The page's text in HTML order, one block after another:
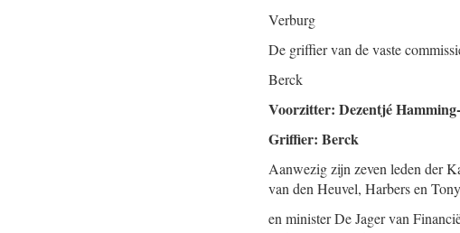
Verburg
De griffier van de vaste
Berck
Voorzitter: Dezentjé
Griffier: Berck
Aanwezig zijn zeven leden der
van den Heuvel, Harbers en
en minister De Jager van